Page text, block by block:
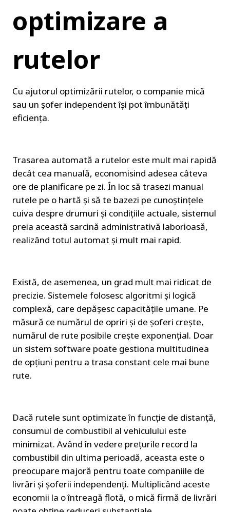
optimizare a
rutelor
Cu ajutorul optimizării rutelor, o companie mică
sau un șofer independent își pot îmbunătăți
eficiența.
Trasarea automată a rutelor este mult mai rapidă
decât cea manuală, economisind adesea câteva
ore de planificare pe zi. În loc să trasezi manual
rutele pe o hartă și să te bazezi pe cunoștințele
cuiva despre drumuri și condițiile actuale, sistemul
preia această sarcină administrativă laborioasă,
realizând totul automat și mult mai rapid.
Există, de asemenea, un grad mult mai ridicat de
precizie. Sistemele folosesc algoritmi și logică
complexă, care depășesc capacitățile umane. Pe
măsură ce numărul de opriri și de șoferi crește,
numărul de rute posibile crește exponențial. Doar
un sistem software poate gestiona multitudinea
de opțiuni pentru a trasa constant cele mai bune
rute.
Dacă rutele sunt optimizate în funcție de distanță,
consumul de combustibil al vehiculului este
minimizat. Având în vedere prețurile record la
combustibil din ultima perioadă, aceasta este o
preocupare majoră pentru toate companiile de
livrări și șoferii independenți. Multiplicând aceste
economii la o întreagă flotă, o mică firmă de livrări